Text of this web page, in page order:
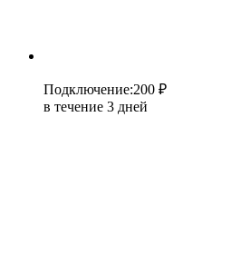
Подключение:200 ₽
в течение 3 дней